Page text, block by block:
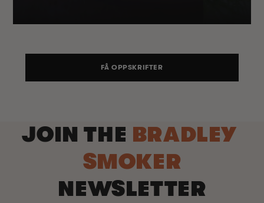
FÅ OPPSKRIFTER
JOIN THE BRADLEY
SMOKER
NEWSLETTER